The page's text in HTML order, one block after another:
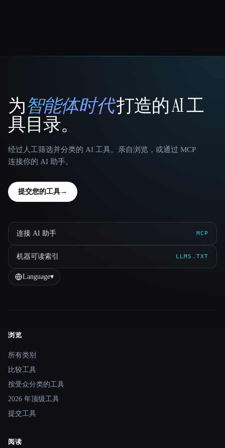
That AI Collection
为智能体时代打造的 AI 工
具目录。
经过人工筛选并分类的 AI 工具。亲自浏览，或通过 MCP
连接你的 AI 助手。
提交您的工具→
连接 AI 助手 MCP
机器可读索引 LLMS.TXT
Language▾
Site navigation
浏览
所有类别
比较工具
按受众分类的工具
2026 年顶级工具
提交工具
阅读